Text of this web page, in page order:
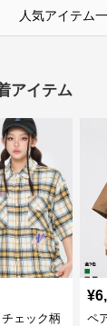
人気アイテム
アイテム
ェック柄
¥
ペ